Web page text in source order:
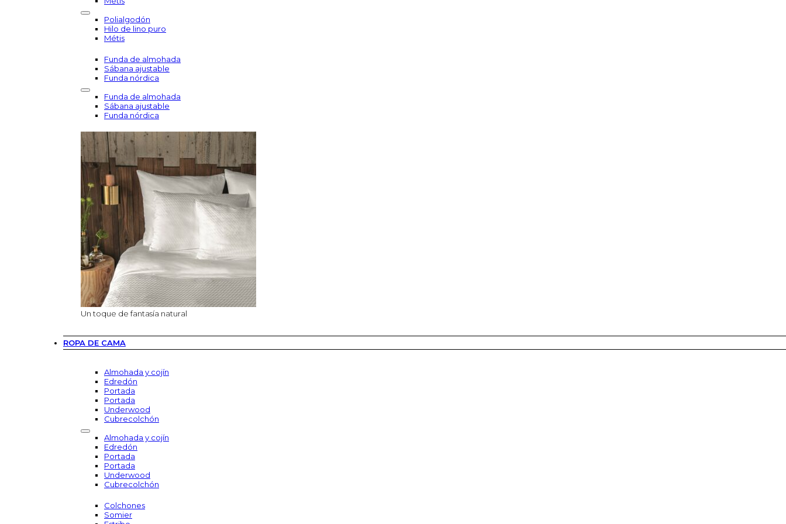
Polialgodón
Hilo de lino puro
Métis
Funda de almohada
Sábana ajustable
Funda nórdica
Funda de almohada
Sábana ajustable
Funda nórdica
Un toque de fantasía natural
ROPA DE CAMA
Almohada y cojín
Edredón
Portada
Portada
Underwood
Cubrecolchón
Almohada y cojín
Edredón
Portada
Portada
Underwood
Cubrecolchón
Colchones
Somier